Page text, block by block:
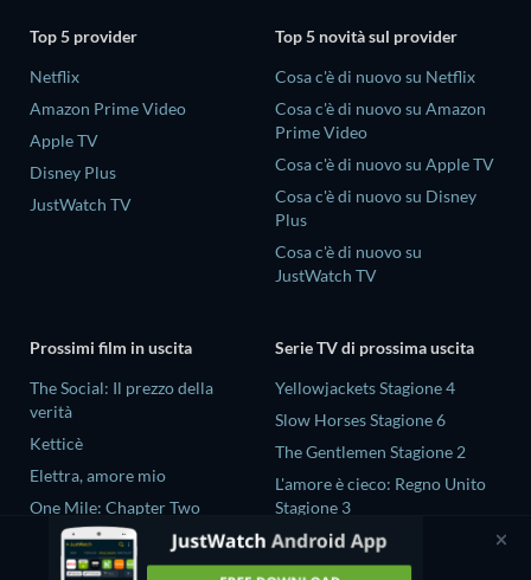
Top 5 provider
Netflix
Amazon Prime Video
Apple TV
Disney Plus
JustWatch TV
Top 5 novità sul provider
Cosa c'è di nuovo su Netflix
Cosa c'è di nuovo su Amazon
Prime Video
Cosa c'è di nuovo su Apple TV
Cosa c'è di nuovo su Disney
Plus
Cosa c'è di nuovo su
JustWatch TV
Prossimi film in uscita
The Social: Il prezzo della
verità
Ketticè
Elettra, amore mio
One Mile: Chapter Two
One Mile: Chapter One
Serie TV di prossima uscita
Yellowjackets Stagione 4
Slow Horses Stagione 6
The Gentlemen Stagione 2
L'amore è cieco: Regno Unito
Stagione 3
Ricky Gervais Alley Cats
Stagione 1